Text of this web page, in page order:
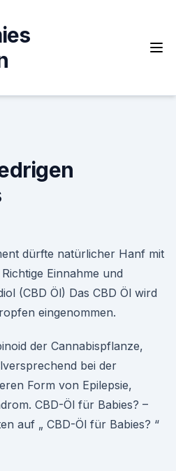
dürfte natürlicher Hanf mit
Einnahme und
(CBD Öl) Das CBD Öl wird
eingenommen.
der Cannabispflanze,
bei der
Form von Epilepsie,
CBD-Öl für Babies? –
auf „ CBD-Öl für Babies? “